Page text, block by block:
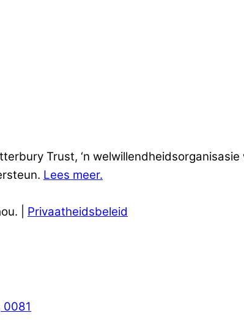
Trust, ‘n
Lees meer.
| Privaatheidsbeleid
0081